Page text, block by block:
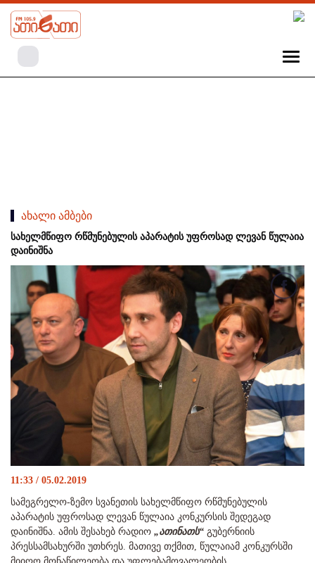
ახალი ამბები
სახელმწიფო რწმუნებულის აპარატის უფროსად ლევან წულაია
დაინიშნა
11:33 / 05.02.2019
სამეგრელო-ზემო სვანეთის სახელმწიფო რწმუნებულის
აპარატის უფროსად ლევან წულაია კონკურსის შედეგად
დაინიშნა. ამის შესახებ რადიო „ათინათს“ გუბერნიის
პრესსამსახურში უთხრეს. მათივე თქმით, წულაიამ კონკურსში